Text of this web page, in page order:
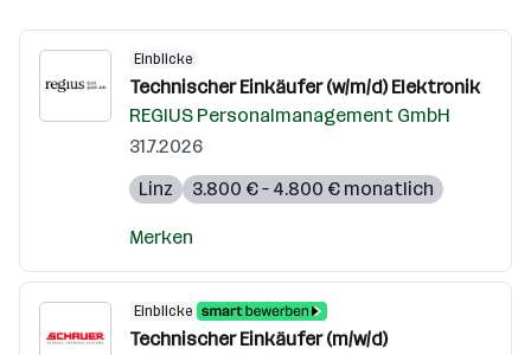
Einblicke
Technischer Einkäufer (w/m/d) Elektronik
REGIUS Personalmanagement GmbH
31.7.2026
Linz
3.800 € – 4.800 € monatlich
Merken
Einblicke
Technischer Einkäufer (m/w/d)